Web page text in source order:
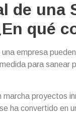
de una
qué
empresa
para sanear
marcha proyectos
se ha convertido en